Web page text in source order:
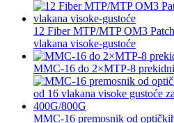
12 Fiber MTP/MTP OM3
vlakana visoke-gustoće
MMC-16 do 2×MTP-8
MMC-16 premosnik od